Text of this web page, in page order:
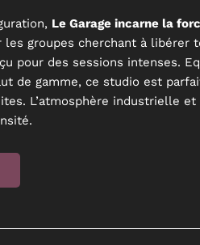
Le Garage incarne la
les groupes cherchant à libérer
pour des sessions intenses.
de gamme, ce studio est
L’atmosphère industrielle